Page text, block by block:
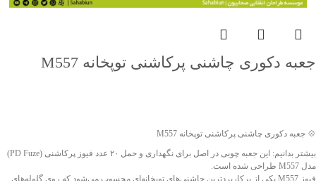
جعبه دکوری چاشنی پرکاشنی توپخانه M557
💠 جعبه دکوری چاشنی پرکاشنی توپخانه M557
بیشتر بدانیم: این جعبه چوبی در اصل برای نگهداری و حمل ۲۰ عدد فیوز پرکاشنی (PD Fuze)
مدل M557 طراحی شده است.
فیوز M557 یکی از پرکاربردترین چاشنی‌های توپخانه‌ای محسوب می‌شود که روی گلوله‌های